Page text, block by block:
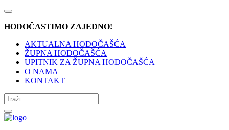
HODOČASTIMO ZAJEDNO!
AKTUALNA HODOČAŠĆA
ŽUPNA HODOČAŠĆA
UPITNIK ZA ŽUPNA HODOČAŠĆA
O NAMA
KONTAKT